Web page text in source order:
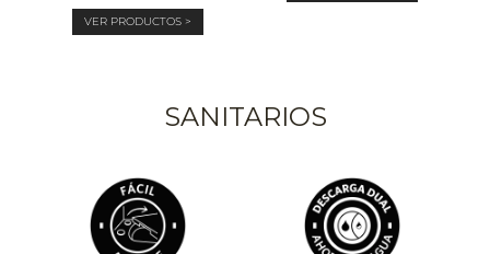
VER PRODUCTOS >
SANITARIOS